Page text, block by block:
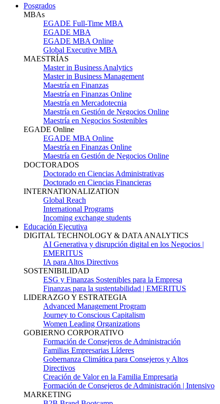
Posgrados
MBAs
EGADE Full-Time MBA
EGADE MBA
EGADE MBA Online
Global Executive MBA
MAESTRÍAS
Master in Business Analytics
Master in Business Management
Maestría en Finanzas
Maestría en Finanzas Online
Maestría en Mercadotecnia
Maestría en Gestión de Negocios Online
Maestría en Negocios Sostenibles
EGADE Online
EGADE MBA Online
Maestría en Finanzas Online
Maestría en Gestión de Negocios Online
DOCTORADOS
Doctorado en Ciencias Administrativas
Doctorado en Ciencias Financieras
INTERNATIONALIZATION
Global Reach
International Programs
Incoming exchange students
Educación Ejecutiva
DIGITAL TECHNOLOGY & DATA ANALYTICS
AI Generativa y disrupción digital en los Negocios |
EMERITUS
IA para Altos Directivos
SOSTENIBILIDAD
ESG y Finanzas Sostenibles para la Empresa
Finanzas para la sustentabilidad | EMERITUS
LIDERAZGO Y ESTRATEGIA
Advanced Management Program
Journey to Conscious Capitalism
Women Leading Organizations
GOBIERNO CORPORATIVO
Formación de Consejeros de Administración
Familias Empresarias Líderes
Gobernanza Climática para Consejeros y Altos
Directivos
Creación de Valor en la Familia Empresaria
Formación de Consejeros de Administración | Intensivo
MARKETING